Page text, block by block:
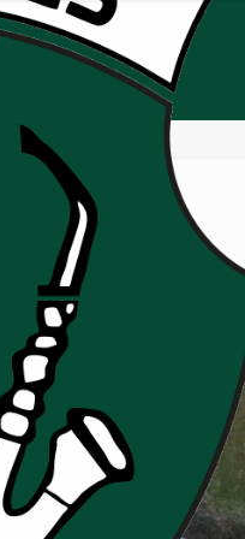
/ Réserve
/ Réserve